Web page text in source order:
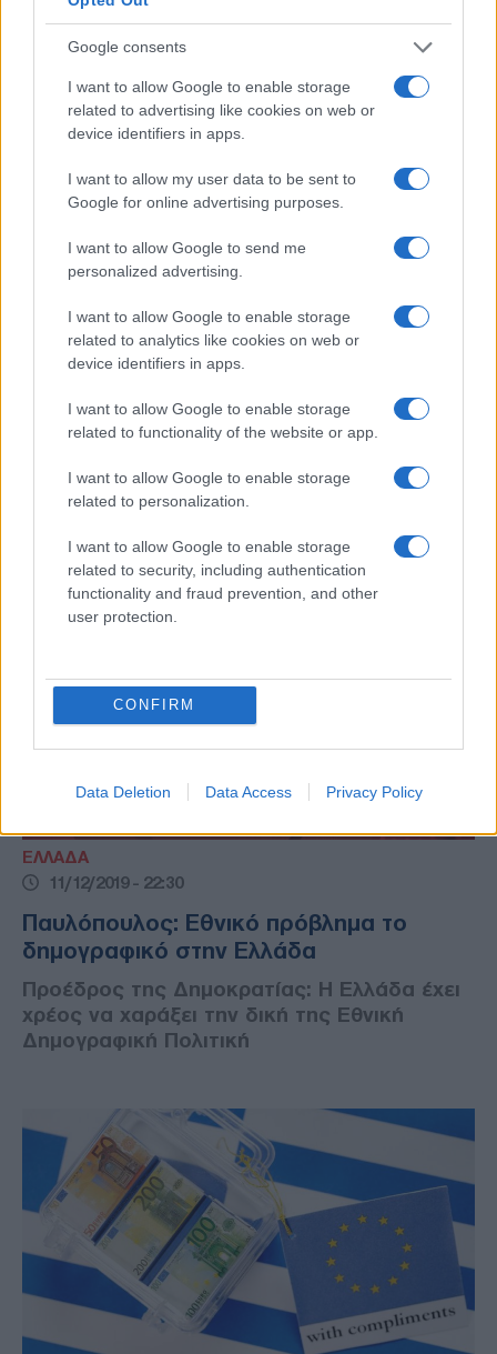
Google consents
I want to allow Google to enable storage
related to advertising like cookies on web or
device identifiers in apps.
I want to allow my user data to be sent to
Google for online advertising purposes.
I want to allow Google to send me
personalized advertising.
I want to allow Google to enable storage
related to analytics like cookies on web or
device identifiers in apps.
I want to allow Google to enable storage
related to functionality of the website or app.
I want to allow Google to enable storage
related to personalization.
I want to allow Google to enable storage
related to security, including authentication
functionality and fraud prevention, and other
user protection.
CONFIRM
Data Deletion Data Access Privacy Policy
ΕΛΛΑΔΑ
Τις αμερικανικές ανησυχίες για την
δραστηριότητα της Τουρκίας σε
ελληνικά και κυπριακά ύδατα εξέφρασε
ο Τζέφρι Πάιατ
Πυλώνας σταθερότητας στην περιοχή η
Ελλάδα» δήλωσε ο Πρέσβης των ΗΠΑ στην
ΕΛΛΑΔΑ
11/12/2019 - 22:30
Παυλόπουλος: Εθνικό πρόβλημα το
δημογραφικό στην Ελλάδα
Προέδρος της Δημοκρατίας: Η Ελλάδα έχει
χρέος να χαράξει την δική της Εθνική
Δημογραφική Πολιτική